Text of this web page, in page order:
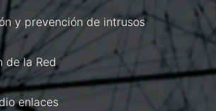
y prevención de intrusos
de la Red
enlaces